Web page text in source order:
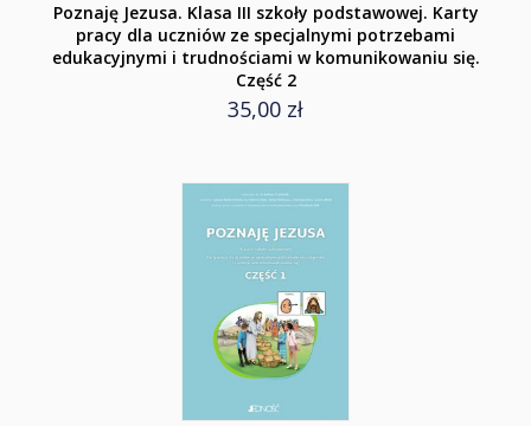
Poznaję Jezusa. Klasa III szkoły podstawowej. Karty
pracy dla uczniów ze specjalnymi potrzebami
edukacyjnymi i trudnościami w komunikowaniu się.
Część 2
35,00 zł